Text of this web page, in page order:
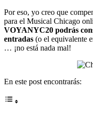
Por eso, yo creo que
para el Musical Chicago
VOYANYC20 podrás
entradas (o el equivalente
… ¡no está nada mal!
En este post encontrarás: